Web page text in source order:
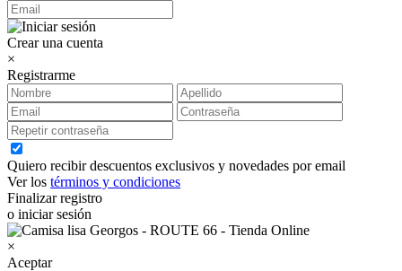
Crear una cuenta
×
Registrarme
Quiero recibir descuentos exclusivos y novedades por email
Ver los términos y condiciones
Finalizar registro
o iniciar sesión
×
Aceptar